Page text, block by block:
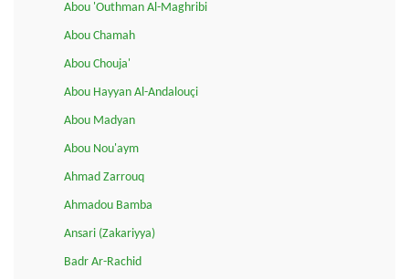
Abou 'Outhman Al-Maghribi
Abou Chamah
Abou Chouja'
Abou Hayyan Al-Andalouçi
Abou Madyan
Abou Nou'aym
Ahmad Zarrouq
Ahmadou Bamba
Ansari (Zakariyya)
Badr Ar-Rachid